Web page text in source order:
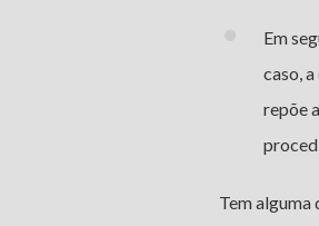
Em
caso,
repõe
Tem alguma